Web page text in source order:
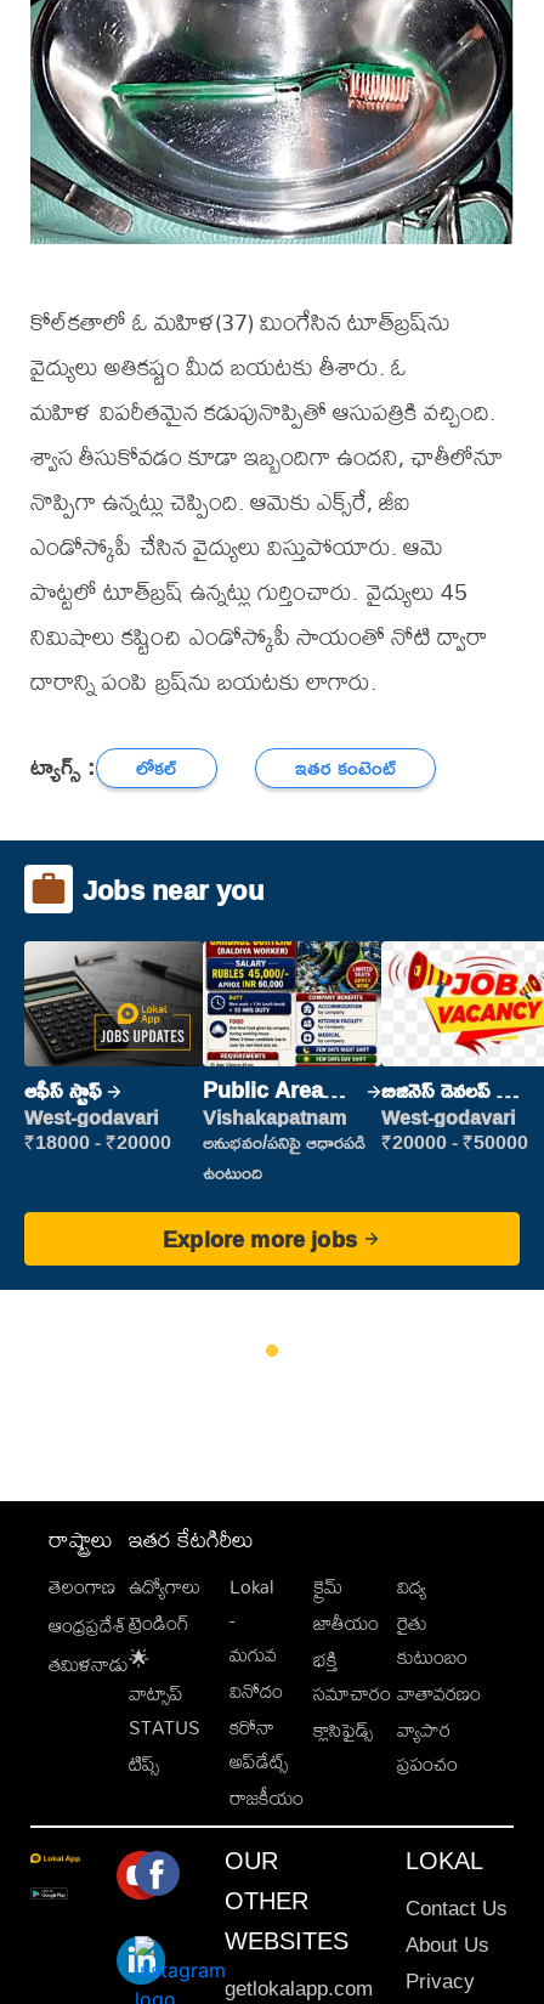
కోల్‌కతాలో ఓ మహిళ(37) మింగేసిన టూత్‌బ్రష్‌ను
వైద్యులు అతికష్టం మీద బయటకు తీశారు. ఓ
మహిళ విపరీతమైన కడుపునొప్పితో ఆసుపత్రికి వచ్చింది.
శ్వాస తీసుకోవడం కూడా ఇబ్బందిగా ఉందని, ఛాతీలోనూ
నొప్పిగా ఉన్నట్లు చెప్పింది. ఆమెకు ఎక్స్‌రే, జీఐ
ఎండోస్కోపీ చేసిన వైద్యులు విస్తుపోయారు. ఆమె
పొట్టలో టూత్‌బ్రష్‌ ఉన్నట్లు గుర్తించారు. వైద్యులు 45
నిమిషాలు కష్టించి ఎండోస్కోపీ సాయంతో నోటి ద్వారా
దారాన్ని పంపి బ్రష్‌ను బయటకు లాగారు.
ట్యాగ్స్ : లోకల్ ఇతర కంటెంట్
Jobs near you
ఆఫీస్ స్టాఫ్
West-godavari
₹18000 - ₹20000
Public Area
Cleaner
Vishakapatnam
అనుభవం/పనిపై ఆధారపడి
ఉంటుంది
బిజినెస్ డెవలప్ మెంట్
మేనేజర్
West-godavari
₹20000 - ₹50000
Explore more jobs
రాష్ట్రాలు
తెలంగాణ
ఆంధ్రప్రదేశ్
తమిళనాడు
ఇతర కేటగిరీలు
ఉద్యోగాలు
ట్రెండింగ్
🌟
వాట్సాప్
STATUS
టిప్స్
Lokal
-
మగువ
వినోదం
కరోనా
అప్‌డేట్స్
రాజకీయం
క్రైమ్
జాతీయం
భక్తి
సమాచారం
క్లాసిఫైడ్స్
విద్య
రైతు
కుటుంబం
వాతావరణం
వ్యాపార
ప్రపంచం
OUR
OTHER
WEBSITES
getlokalapp.com
LOKAL
Contact Us
About Us
Privacy